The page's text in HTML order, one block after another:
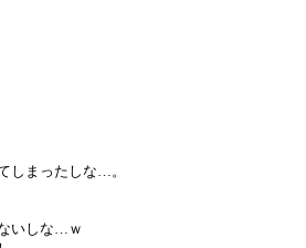
しまったしな…。
いしな…ｗ